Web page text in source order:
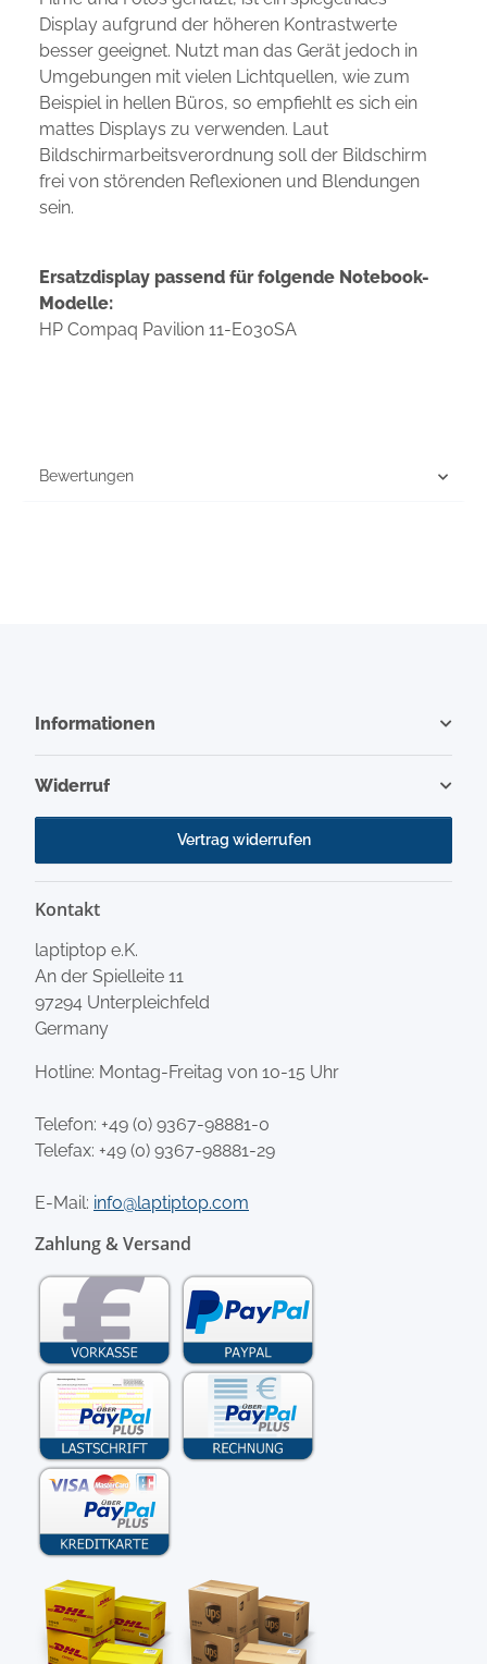
Display aufgrund der höheren Kontrastwerte
besser geeignet. Nutzt man das Gerät jedoch in
Umgebungen mit vielen Lichtquellen, wie zum
Beispiel in hellen Büros, so empfiehlt es sich ein
mattes Displays zu verwenden. Laut
Bildschirmarbeitsverordnung soll der Bildschirm
frei von störenden Reflexionen und Blendungen
sein.
Ersatzdisplay passend für folgende Notebook-
Modelle:
HP Compaq Pavilion 11-E030SA
Bewertungen
Informationen
Widerruf
Vertrag widerrufen
Kontakt
laptiptop e.K.
An der Spielleite 11
97294 Unterpleichfeld
Germany
Hotline: Montag-Freitag von 10-15 Uhr
Telefon: +49 (0) 9367-98881-0
Telefax: +49 (0) 9367-98881-29
E-Mail: info@laptiptop.com
Zahlung & Versand